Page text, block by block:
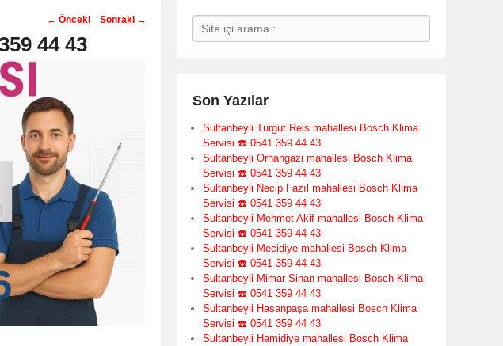
Post
navigation
← Önceki Sonraki →
44 43
Search
Son Yazılar
Sultanbeyli Turgut Reis mahallesi Bosch Klima
Servisi ☎️ 0541 359 44 43
Sultanbeyli Orhangazi mahallesi Bosch Klima
Servisi ☎️ 0541 359 44 43
Sultanbeyli Necip Fazıl mahallesi Bosch Klima
Servisi ☎️ 0541 359 44 43
Sultanbeyli Mehmet Akif mahallesi Bosch Klima
Servisi ☎️ 0541 359 44 43
Sultanbeyli Mecidiye mahallesi Bosch Klima
Servisi ☎️ 0541 359 44 43
Sultanbeyli Mimar Sinan mahallesi Bosch Klima
Servisi ☎️ 0541 359 44 43
Sultanbeyli Hasanpaşa mahallesi Bosch Klima
Servisi ☎️ 0541 359 44 43
Sultanbeyli Hamidiye mahallesi Bosch Klima